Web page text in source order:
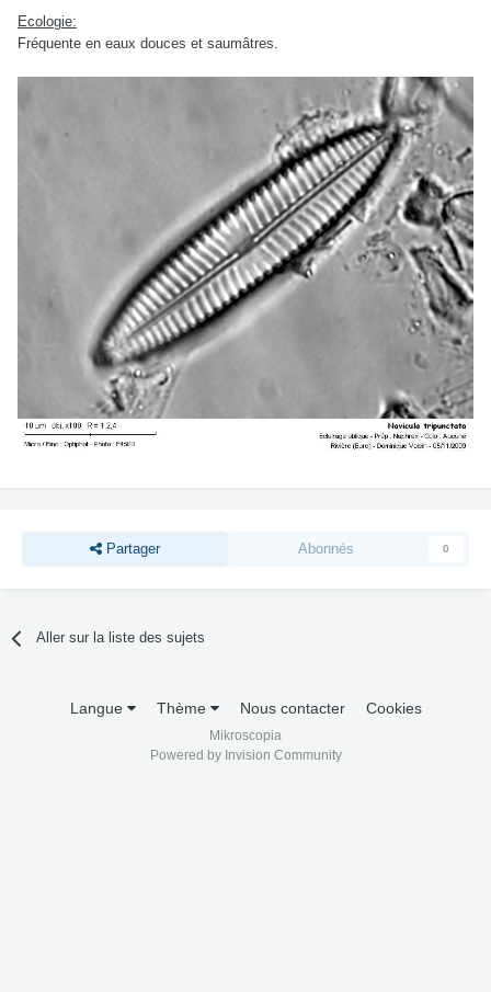
Ecologie:
Fréquente en eaux douces et saumâtres.
Partager Abonnés 0
Aller sur la liste des sujets
Langue Thème Nous contacter Cookies
Mikroscopia
Powered by Invision Community